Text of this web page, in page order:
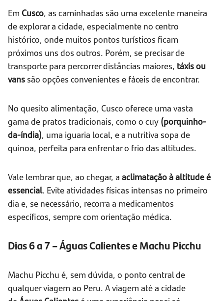
Em Cusco, as caminhadas são uma excelente maneira
de explorar a cidade, especialmente no centro
histórico, onde muitos pontos turísticos ficam
próximos uns dos outros. Porém, se precisar de
transporte para percorrer distâncias maiores, táxis ou
vans são opções convenientes e fáceis de encontrar.
No quesito alimentação, Cusco oferece uma vasta
gama de pratos tradicionais, como o cuy (porquinho-
da-índia), uma iguaria local, e a nutritiva sopa de
quinoa, perfeita para enfrentar o frio das altitudes.
Vale lembrar que, ao chegar, a aclimatação à altitude é
essencial. Evite atividades físicas intensas no primeiro
dia e, se necessário, recorra a medicamentos
específicos, sempre com orientação médica.
Dias 6 a 7 – Águas Calientes e Machu Picchu
Machu Picchu é, sem dúvida, o ponto central de
qualquer viagem ao Peru. A viagem até a cidade